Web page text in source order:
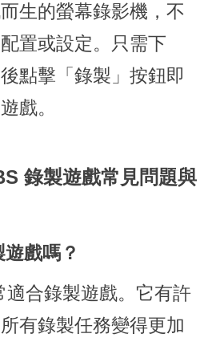
生的螢幕錄影機，不
置或設定。只需下
點擊「錄製」按鈕即
戲。
錄製遊戲常見問題與
戲嗎？
適合錄製遊戲。它有許
有錄製任務變得更加